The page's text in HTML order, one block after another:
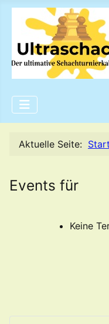
Aktuelle Seite:
Events für
Keine